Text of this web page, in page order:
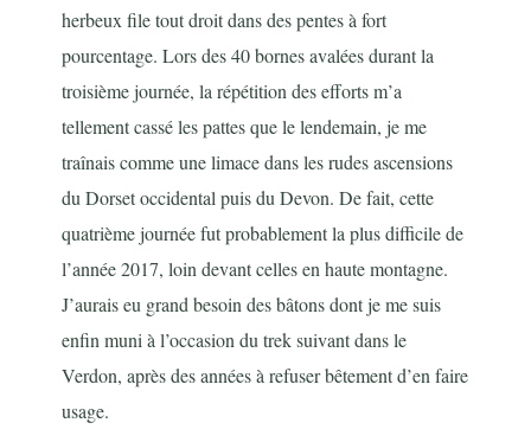
herbeux file tout droit dans des pentes à fort
pourcentage. Lors des 40 bornes avalées durant la
troisième journée, la répétition des efforts m’a
tellement cassé les pattes que le lendemain, je me
traînais comme une limace dans les rudes ascensions
du Dorset occidental puis du Devon. De fait, cette
quatrième journée fut probablement la plus difficile de
l’année 2017, loin devant celles en haute montagne.
J’aurais eu grand besoin des bâtons dont je me suis
enfin muni à l’occasion du trek suivant dans le
Verdon, après des années à refuser bêtement d’en faire
usage.